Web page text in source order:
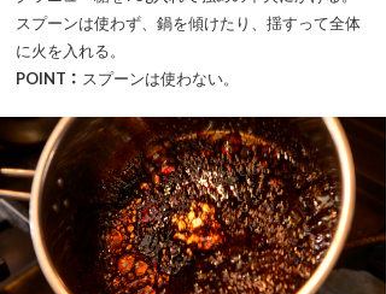
スプーンは使わず、鍋を傾けたり、揺すって全体
に火を入れる。
POINT： スプーンは使わない。